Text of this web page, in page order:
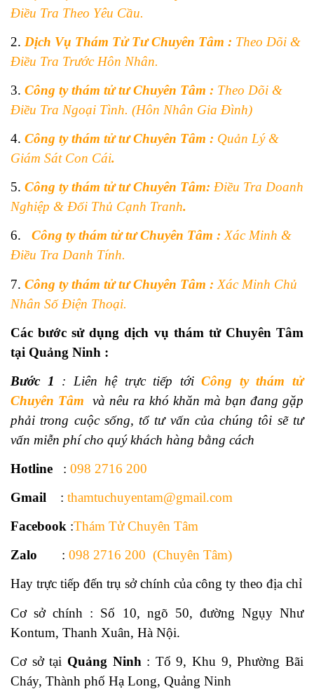
Điều Tra Theo Yêu Cầu.
2. Dịch Vụ Thám Tử Tư Chuyên Tâm : Theo Dõi &
Điều Tra Trước Hôn Nhân.
3. Công ty thám tử tư Chuyên Tâm : Theo Dõi &
Điều Tra Ngoại Tình. (Hôn Nhân Gia Đình)
4. Công ty thám tử tư Chuyên Tâm : Quản Lý &
Giám Sát Con Cái.
5. Công ty thám tử tư Chuyên Tâm: Điều Tra Doanh
Nghiệp & Đối Thủ Cạnh Tranh.
6.
Công ty thám tử tư Chuyên Tâm :Xác Minh &
Điều Tra Danh Tính.
7. Công ty thám tử tư Chuyên Tâm : Xác Minh Chủ
Nhân Số Điện Thoại.
Các bước sử dụng dịch vụ thám tử Chuyên Tâm
tại Quảng Ninh :
Bước 1 : Liên hệ trực tiếp tới Công ty thám tử
Chuyên Tâm
và nêu ra khó khăn mà bạn đang gặp
phải trong cuộc sống, tổ tư vấn của chúng tôi sẽ tư
vấn miễn phí cho quý khách hàng bằng cách
Hotline : 098 2716 200
Gmail
: thamtuchuyentam@gmail.com
Facebook :Thám Tử Chuyên Tâm
Zalo : 098 2716 200 (Chuyên Tâm)
Hay trực tiếp đến trụ sở chính của công ty theo địa chỉ
Cơ sở chính : Số 10, ngõ 50, đường Ngụy Như
Kontum, Thanh Xuân, Hà Nội.
Cơ sở tại Quảng Ninh : Tổ 9, Khu 9, Phường Bãi
Cháy, Thành phố Hạ Long, Quảng Ninh